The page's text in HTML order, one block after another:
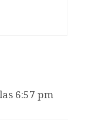
6:57 pm